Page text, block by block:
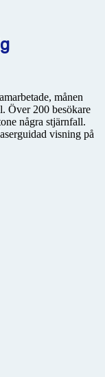
månen
Över 200 besökare
några stjärnfall.
visning på